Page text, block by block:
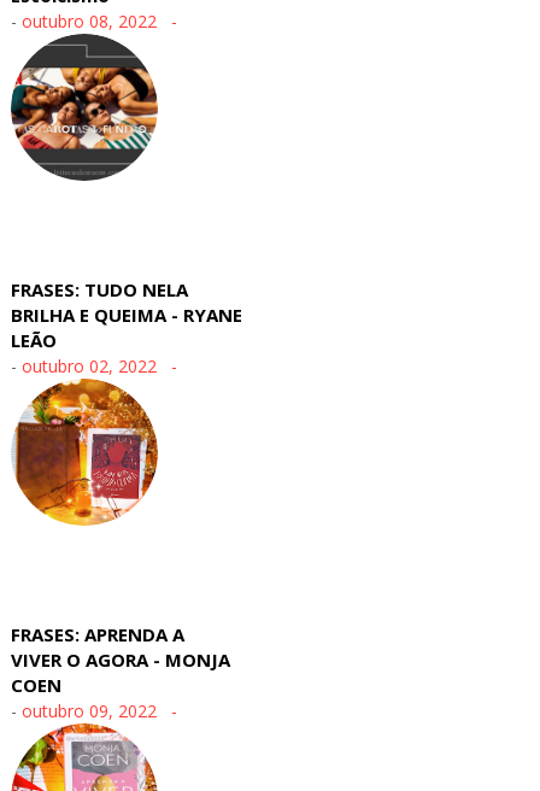
- outubro 08, 2022
FRASES: TUDO NELA
BRILHA E QUEIMA - RYANE
LEÃO
- outubro 02, 2022
FRASES: APRENDA A
VIVER O AGORA - MONJA
COEN
- outubro 09, 2022